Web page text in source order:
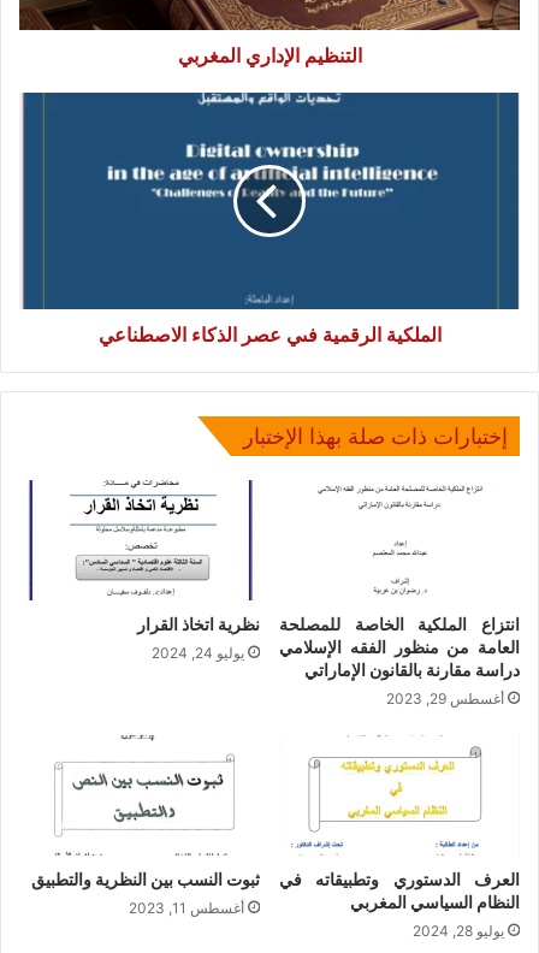
التنظيم الإداري المغربي
الملكية الرقمية فىي عصر الذكاء الاصطناعي
إختبارات ذات صلة بهذا الإختبار
انتزاع الملكية الخاصة للمصلحة
العامة من منظور الفقه الإسلامي
دراسة مقارنة بالقانون الإماراتي
أغسطس 29, 2023
نظرية اتخاذ القرار
يوليو 24, 2024
العرف الدستوري وتطبيقاته في
النظام السياسي المغربي
يوليو 28, 2024
ثبوت النسب بين النظرية والتطبيق
أغسطس 11, 2023